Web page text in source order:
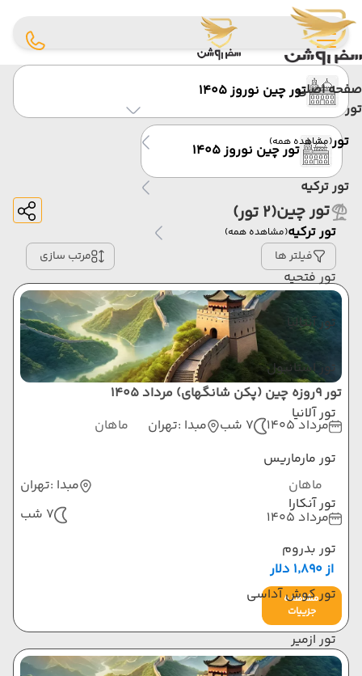
صفحه اصلی
تور
تور(مشاهده همه)
تور ترکیه
تور ترکیه(مشاهده همه)
تور فتحیه
تور آنتالیا
تور استانبول
تور آلانیا
تور مارماریس
تور آنکارا
تور بدروم
تور کوش آداسی
تور ازمیر
تور چین نوروز 1405
تور چین نوروز 1405
تور چین(2 تور)
فیلتر ها مرتب سازی
تور 9روزه چین (پکن شانگهای) مرداد 1405
مرداد 1405
7 شب مبدا :تهران ماهان
ماهان مبدا :تهران
مرداد 1405
7 شب
از ۱٬۸۹۰ دلار
مشاهده
جزییات